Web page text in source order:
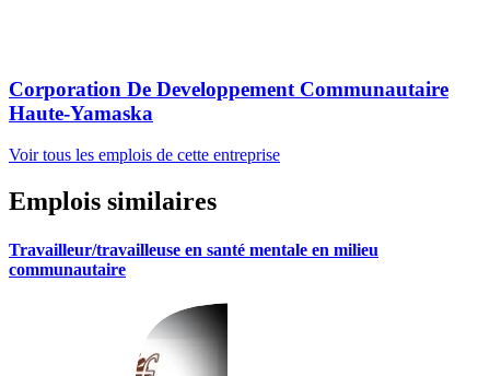
Corporation De Developpement Communautaire
Haute-Yamaska
Voir tous les emplois de cette entreprise
Emplois similaires
Travailleur/travailleuse en santé mentale en milieu
communautaire